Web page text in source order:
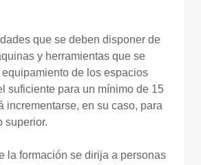
que se deben disponer de
y herramientas que se
de los espacios
suficiente para un mínimo de 15
incrementarse, en su caso, para
superior.
la formación se dirija a personas